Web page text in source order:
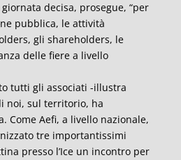
giornata decisa, prosegue, “per
pubblica, le attività
gli shareholders, le
delle fiere a livello
tutti gli associati -illustra
noi, sul territorio, ha
Come Aefi, a livello nazionale,
tre importantissimi
presso l’Ice un incontro per